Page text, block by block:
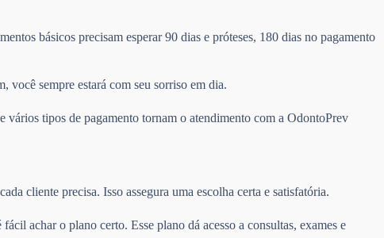
básicos precisam esperar 90 dias e próteses, 180 dias no pagamento
você sempre estará com seu sorriso em dia.
tipos de pagamento tornam o atendimento com a OdontoPrev
cliente precisa. Isso assegura uma escolha certa e satisfatória.
fácil achar o plano certo. Esse plano dá acesso a consultas, exames e